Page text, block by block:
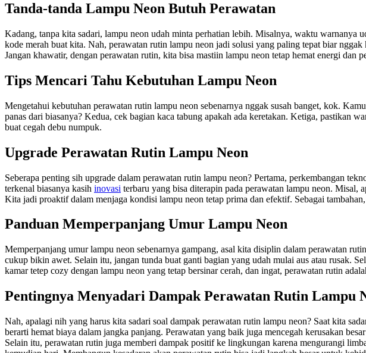
Tanda-tanda Lampu Neon Butuh Perawatan
Kadang, tanpa kita sadari, lampu neon udah minta perhatian lebih. Misalnya, waktu warnanya
kode merah buat kita. Nah, perawatan rutin lampu neon jadi solusi yang paling tepat biar
Jangan khawatir, dengan perawatan rutin, kita bisa mastiin lampu neon tetap hemat energi dan
Tips Mencari Tahu Kebutuhan Lampu Neon
Mengetahui kebutuhan perawatan rutin lampu neon sebenarnya nggak susah banget, kok.
panas dari biasanya? Kedua, cek bagian kaca tabung apakah ada keretakan. Ketiga, pastikan
buat cegah debu numpuk.
Upgrade Perawatan Rutin Lampu Neon
Seberapa penting sih upgrade dalam perawatan rutin lampu neon? Pertama, perkembangan
terkenal biasanya kasih inovasi terbaru yang bisa diterapin pada perawatan lampu neon.
Kita jadi proaktif dalam menjaga kondisi lampu neon tetap prima dan efektif. Sebagai
Panduan Memperpanjang Umur Lampu Neon
Memperpanjang umur lampu neon sebenarnya gampang, asal kita disiplin dalam perawatan
cukup bikin awet. Selain itu, jangan tunda buat ganti bagian yang udah mulai aus atau rusak.
kamar tetep cozy dengan lampu neon yang tetap bersinar cerah, dan ingat, perawatan rutin
Pentingnya Menyadari Dampak Perawatan Rutin Lampu
Nah, apalagi nih yang harus kita sadari soal dampak perawatan rutin lampu neon? Saat kita
berarti hemat biaya dalam jangka panjang. Perawatan yang baik juga mencegah kerusakan
Selain itu, perawatan rutin juga memberi dampak positif ke lingkungan karena mengurangi